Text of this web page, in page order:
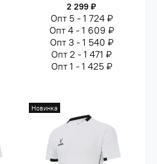
2 299 ₽
Опт 5 - 1 724 ₽
Опт 4 - 1 609 ₽
Опт 3 - 1 540 ₽
Опт 2 - 1 471 ₽
Опт 1 - 1 425 ₽
Новинка